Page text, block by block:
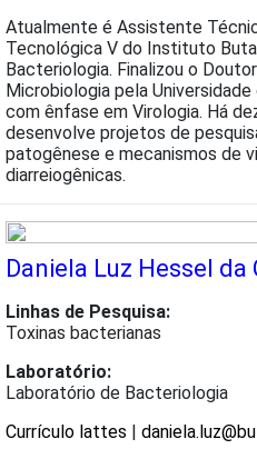
Atualmente é Assistente
Tecnológica V do Instituto
Bacteriologia. Finalizou o
Microbiologia pela
com ênfase em Virologia. Há
desenvolve projetos de
patogênese e mecanismos de
diarreiogênicas.
Daniela Luz Hessel da
Linhas de Pesquisa:
Toxinas bacterianas
Laboratório:
Laboratório de Bacteriologia
Currículo lattes |